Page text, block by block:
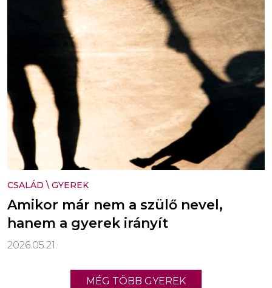
CSALÁD \ GYEREK
Amikor már nem a szülő nevel,
hanem a gyerek irányít
2026.05.21.
MÉG TÖBB GYEREK